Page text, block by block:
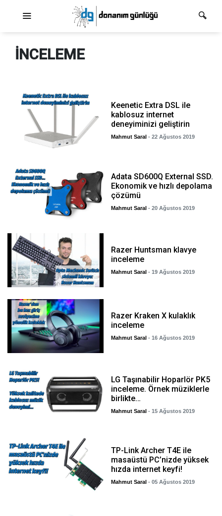
INCELEME
Keenetic Extra DSL ile
kablosuz internet
deneyiminizi geliştirin
Mahmut Saral - 22 Ağustos 2019
Adata SD600Q External SSD.
Ekonomik ve hızlı depolama
çözümü
Mahmut Saral - 20 Ağustos 2019
Razer Huntsman klavye
inceleme
Mahmut Saral - 19 Ağustos 2019
Razer Kraken X kulaklık
inceleme
Mahmut Saral - 16 Ağustos 2019
LG Taşınabilir Hoparlör PK5
inceleme. Örnek müziklerle
birlikte…
Mahmut Saral - 15 Ağustos 2019
TP-Link Archer T4E ile
masaüstü PC’nizde yüksek
hızda internet keyfi!
Mahmut Saral - 05 Ağustos 2019